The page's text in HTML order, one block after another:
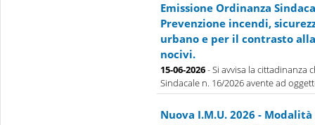
Emissione Ordinanza
Prevenzione incendi,
urbano e per il contrasto
nocivi.
15-06-2026- Si avvisa la cittadinanza
Sindacale n. 16/2026 avente ad
Nuova I.M.U. 2026 -